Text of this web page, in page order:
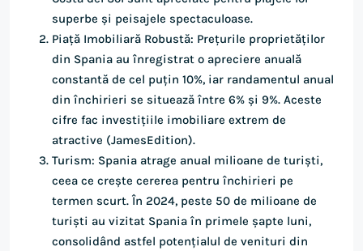
superbe și peisajele spectaculoase.
Piață Imobiliară Robustă: Prețurile proprietăților
din Spania au înregistrat o apreciere anuală
constantă de cel puțin 10%, iar randamentul anual
din închirieri se situează între 6% și 9%. Aceste
cifre fac investițiile imobiliare extrem de
atractive​ (JamesEdition)​.
Turism: Spania atrage anual milioane de turiști,
ceea ce crește cererea pentru închirieri pe
termen scurt. În 2024, peste 50 de milioane de
turiști au vizitat Spania în primele șapte luni,
consolidând astfel potențialul de venituri din